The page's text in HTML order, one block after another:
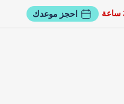
احجز موعدك